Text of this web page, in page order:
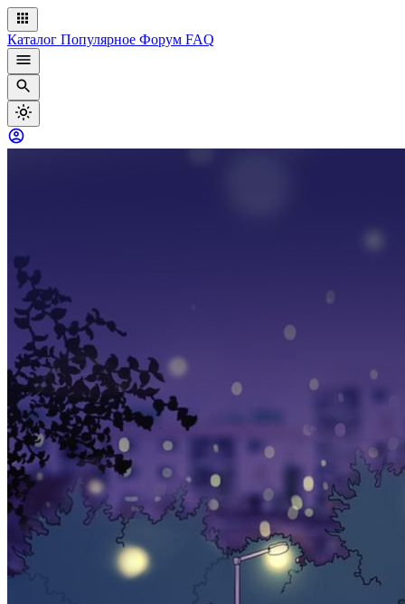
Каталог Популярное Форум FAQ